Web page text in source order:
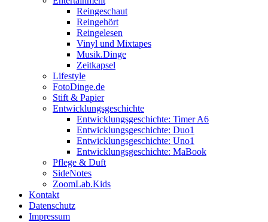
Reingeschaut
Reingehört
Reingelesen
Vinyl und Mixtapes
Musik.Dinge
Zeitkapsel
Lifestyle
FotoDinge.de
Stift & Papier
Entwicklungsgeschichte
Entwicklungsgeschichte: Timer A6
Entwicklungsgeschichte: Duo1
Entwicklungsgeschichte: Uno1
Entwicklungsgeschichte: MaBook
Pflege & Duft
SideNotes
ZoomLab.Kids
Kontakt
Datenschutz
Impressum